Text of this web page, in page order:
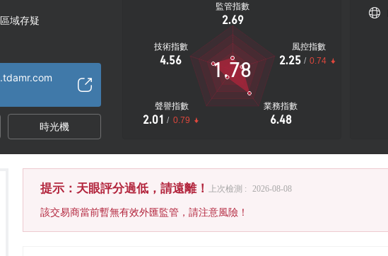
域存疑
時光機
監管指數
2.69
技術指數
4.56
聲譽指數
2.01 / 0.79
業務指數
6.48
風控指數
2.25 / 0.74
1.78
提示：天眼評分過低，請遠離！ 上次檢測 : 2026-08-08
該交易商當前暫無有效外匯監管，請注意風險！